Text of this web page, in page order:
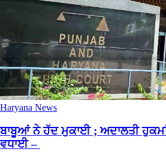
Haryana News
ਬਾਬੂਆਂ ਨੇ ਹੱਦ ਮੁਕਾਈ ; ਅਦਾਲਤੀ
ਵਧਾਈ –